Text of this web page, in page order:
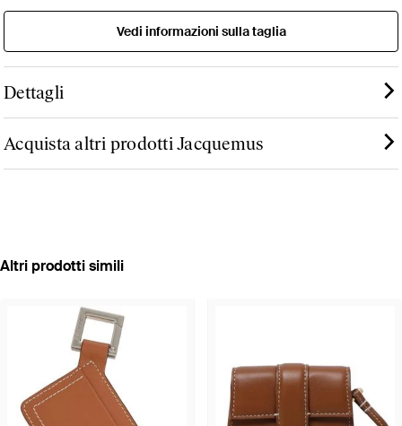
Vedi informazioni sulla taglia
Dettagli
Acquista altri prodotti Jacquemus
Altri prodotti simili